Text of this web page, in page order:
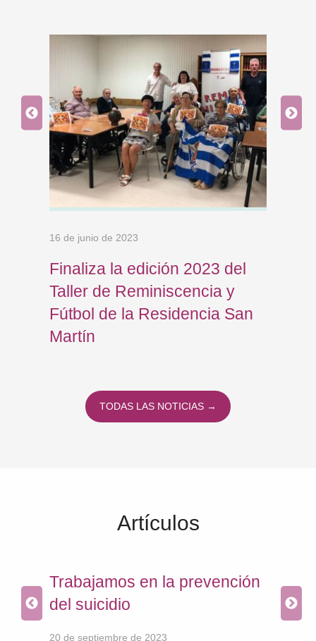
16 de junio de 2023
Finaliza la edición 2023 del
Taller de Reminiscencia y
Fútbol de la Residencia San
Martín
TODAS LAS NOTICIAS →
Artículos
Trabajamos en la prevención
del suicidio
20 de septiembre de 2023